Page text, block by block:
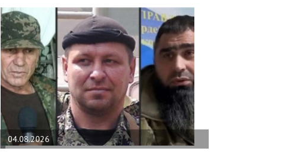
04.08.2026